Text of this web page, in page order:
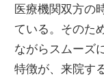
医療機関双方の
ている。そのた
ながらスムーズ
特徴が、来院す